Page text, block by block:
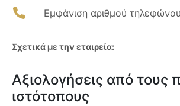
Εμφάνιση αριθμού τηλεφώνου
Σχετικά με την εταιρεία:
Αξιολογήσεις από τους
ιστότοπους